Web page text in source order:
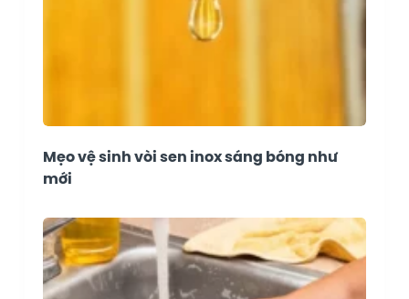
Mẹo vệ sinh vòi sen inox sáng bóng như
mới